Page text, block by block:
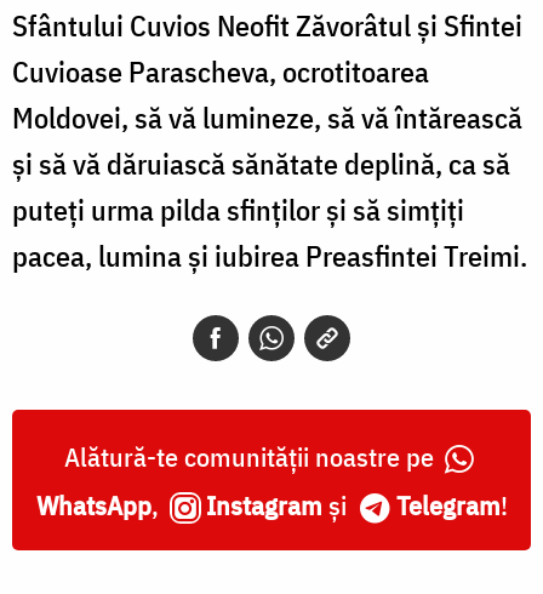
Sfântului Cuvios Neofit Zăvorâtul și Sfintei
Cuvioase Parascheva, ocrotitoarea
Moldovei, să vă lumineze, să vă întărească
și să vă dăruiască sănătate deplină, ca să
puteți urma pilda sfinților și să simțiți
pacea, lumina și iubirea Preasfintei Treimi.
Alătură-te comunității noastre pe
WhatsApp, Instagram și Telegram!